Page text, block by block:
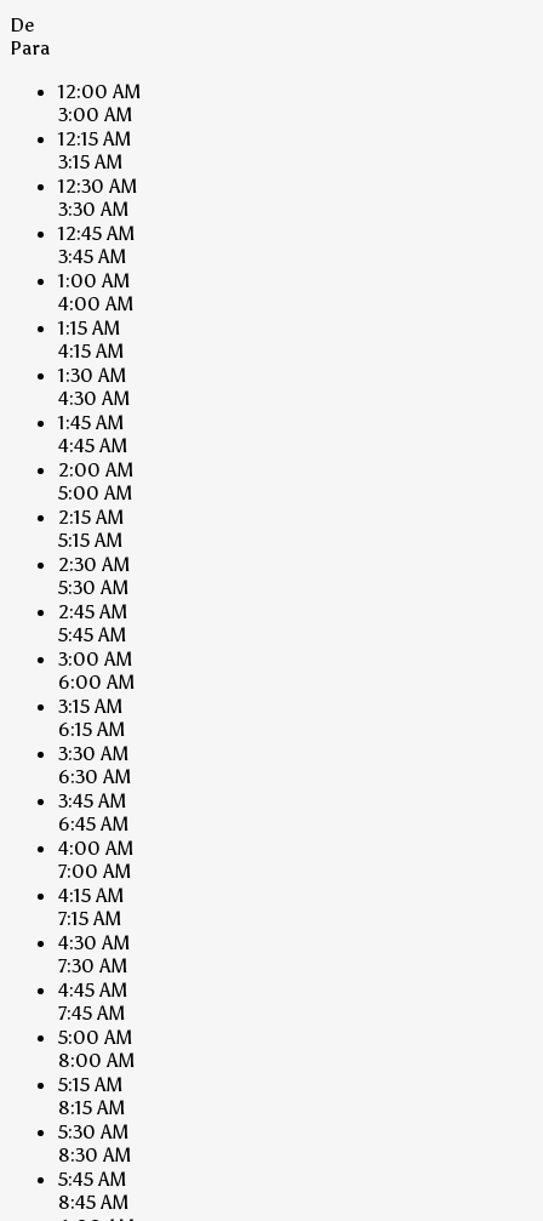
De
Para
12:00 AM
3:00 AM
12:15 AM
3:15 AM
12:30 AM
3:30 AM
12:45 AM
3:45 AM
1:00 AM
4:00 AM
1:15 AM
4:15 AM
1:30 AM
4:30 AM
1:45 AM
4:45 AM
2:00 AM
5:00 AM
2:15 AM
5:15 AM
2:30 AM
5:30 AM
2:45 AM
5:45 AM
3:00 AM
6:00 AM
3:15 AM
6:15 AM
3:30 AM
6:30 AM
3:45 AM
6:45 AM
4:00 AM
7:00 AM
4:15 AM
7:15 AM
4:30 AM
7:30 AM
4:45 AM
7:45 AM
5:00 AM
8:00 AM
5:15 AM
8:15 AM
5:30 AM
8:30 AM
5:45 AM
8:45 AM